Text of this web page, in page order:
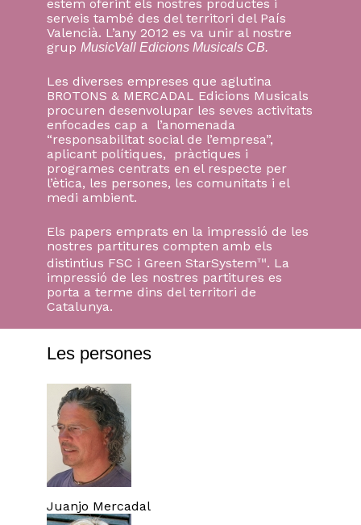
No hi ha productes a la cistella.
estem oferint els nostres productes i
serveis també des del territori del País
Valencià. L’any 2012 es va unir al nostre
grupMusicVall Edicions Musicals CB.
Les diverses empreses que aglutina
BROTONS & MERCADAL Edicions Musicals
procuren desenvolupar les seves activitats
enfocades cap a l’anomenada
“responsabilitat social de l’empresa”,
aplicant polítiques, pràctiques i
programes centrats en el respecte per
l’ètica, les persones, les comunitats i el
medi ambient.
Els papers emprats en la impressió de les
nostres partitures compten amb els
distintius FSC i Green StarSystemTM . La
impressió de les nostres partitures es
porta a terme dins del territori de
Catalunya.
Les persones
Juanjo Mercadal